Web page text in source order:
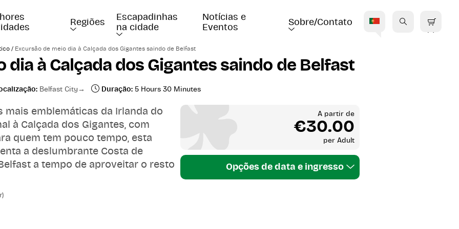
Regiões
Escapadinhas
na cidade
Notícias e
Eventos
Sobre/Contato
/ Excursão de meio dia à Calçada dos Gigantes saindo de Belfast
dia à Calçada dos Gigantes saindo de Belfast
Belfast City Duração: 5 Hours 30 Minutes
mais emblemáticas da Irlanda do
à Calçada dos Gigantes, com
quem tem pouco tempo, esta
a deslumbrante Costa de
a tempo de aproveitar o resto
A partir de
€30.00
per Adult
Opções de data e ingresso